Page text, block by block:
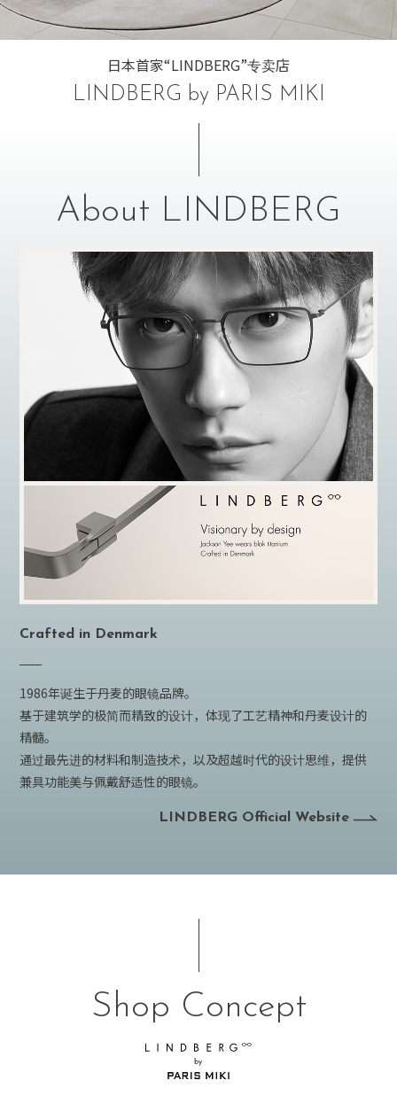
日本首家“LINDBERG”专卖店
LINDBERG by PARIS MIKI
About LINDBERG
Crafted in Denmark
1986年诞生于丹麦的眼镜品牌。
基于建筑学的极简而精致的设计，体现了工艺精神和丹麦设计的
精髓。
通过最先进的材料和制造技术，以及超越时代的设计思维，提供
兼具功能美与佩戴舒适性的眼镜。
LINDBERG Official Website
Shop Concept